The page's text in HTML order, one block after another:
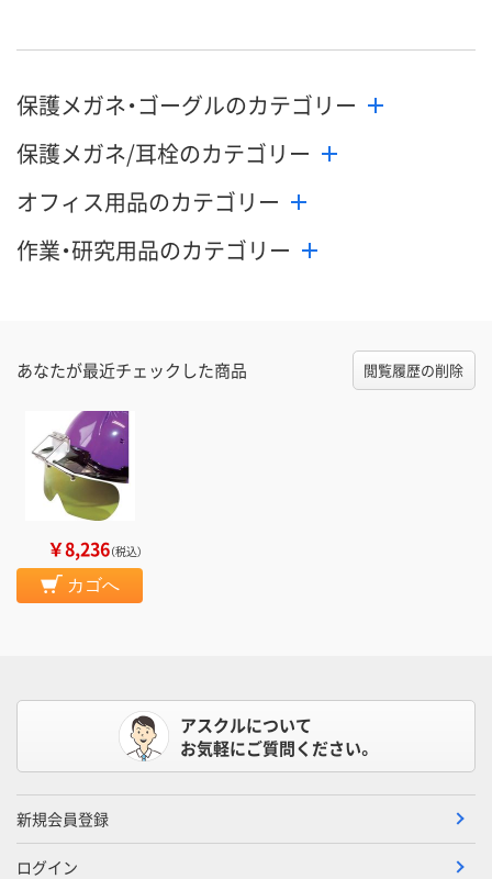
カゴへ カゴへ
保護メガネ・ゴーグルのカテゴリー
保護メガネ/耳栓のカテゴリー
オフィス用品のカテゴリー
作業・研究用品のカテゴリー
あなたが最近チェックした商品 閲覧履歴の削除
￥8,236（税込）
カゴへ
アスクルについて
お気軽にご質問ください。
新規会員登録
ログイン